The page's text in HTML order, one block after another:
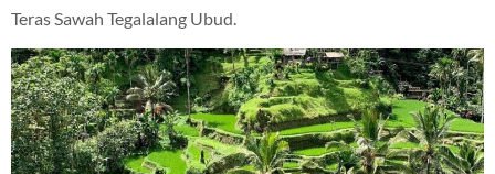
Teras Sawah Tegalalang Ubud.